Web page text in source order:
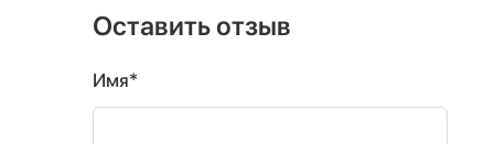
Оставить отзыв
Имя*